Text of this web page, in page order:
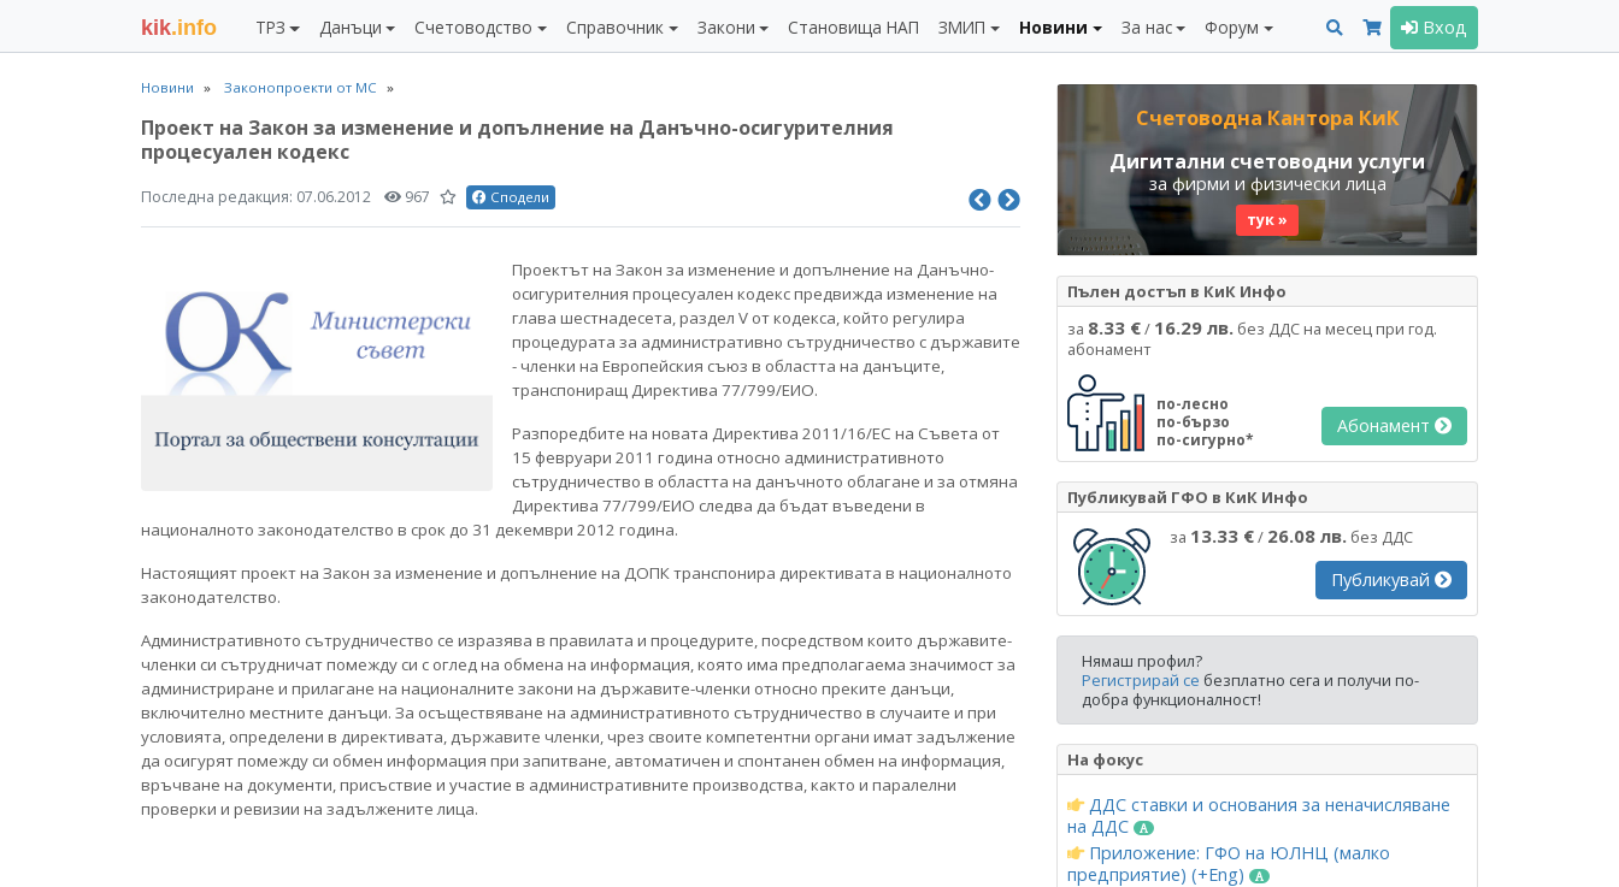
kik.info ТРЗ Данъци Счетоводство Справочник Закони Становища НАП ЗМИП Новини За нас Форум Вход
Новини Законопроекти от МС
Проект на Закон за изменение и допълнение на Данъчно-осигурителния
процесуален кодекс
Последна редакция: 07.06.2012 967 Сподели
Проектът на Закон за изменение и допълнение на Данъчно-
осигурителния процесуален кодекс предвижда изменение на
глава шестнадесета, раздел V от кодекса, който регулира
процедурата за административно сътрудничество с държавите
- членки на Европейския съюз в областта на данъците,
транспониращ Директива 77/799/ЕИО.
Разпоредбите на новата Директива 2011/16/ЕС на Съвета от
15 февруари 2011 година относно административното
сътрудничество в областта на данъчното облагане и за отмяна
Директива 77/799/ЕИО следва да бъдат въведени в
националното законодателство в срок до 31 декември 2012 година.
Настоящият проект на Закон за изменение и допълнение на ДОПК транспонира директивата в националното
законодателство.
Административното сътрудничество се изразява в правилата и процедурите, посредством които държавите-
членки си сътрудничат помежду си с оглед на обмена на информация, която има предполагаема значимост за
администриране и прилагане на националните закони на държавите-членки относно преките данъци,
включително местните данъци. За осъществяване на административното сътрудничество в случаите и при
условията, определени в директивата, държавите членки, чрез своите компетентни органи имат задължение
да осигурят помежду си обмен информация при запитване, автоматичен и спонтанен обмен на информация,
връчване на документи, присъствие и участие в административните производства, както и паралелни
проверки и ревизии на задължените лица.
Счетоводна Кантора КиК
Дигитални счетоводни услуги
за фирми и физически лица
тук »
Пълен достъп в КиК Инфо
за 8.33 €/ 16.29 лв. без ДДС на месец при год.
абонамент
по-лесно
по-бързо
по-сигурно*
Абонамент
Публикувай ГФО в КиК Инфо
за 13.33 €/ 26.08 лв. без ДДС
Публикувай
Нямаш профил?
Регистрирай се безплатно сега и получи по-
добра функционалност!
На фокус
ДДС ставки и основания за неначисляване
на ДДС
Приложение: ГФО на ЮЛНЦ (малко
предприятие) (+Eng)